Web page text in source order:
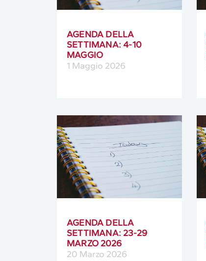
AGENDA DELLA
SETTIMANA: 4-10
MAGGIO
1 Maggio 2026
AGENDA DELLA
SETTIMANA: 23-29
MARZO 2026
20 Marzo 2026